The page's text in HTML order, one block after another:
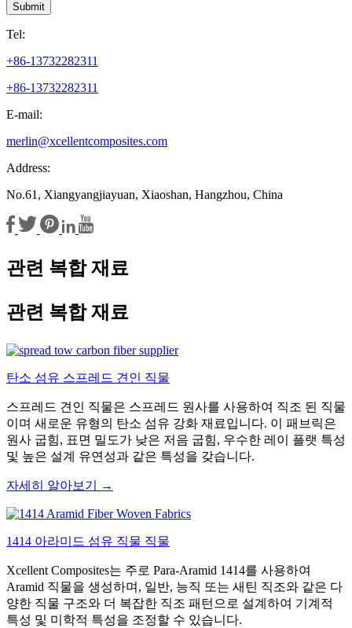
Submit
Tel:
+86-13732282311
+86-13732282311
E-mail:
merlin@xcellentcomposites.com
Address:
No.61, Xiangyangjiayuan, Xiaoshan, Hangzhou, China
관련 복합 재료
관련 복합 재료
탄소 섬유 스프레드 견인 직물
스프레드 견인 직물은 스프레드 원사를 사용하여 직조 된 직물
이며 새로운 유형의 탄소 섬유 강화 재료입니다. 이 패브릭은
원사 굽힘, 표면 밀도가 낮은 저음 굽힘, 우수한 레이 플랫 특성
및 높은 설계 유연성과 같은 특성을 갖습니다.
자세히 알아보기 →
1414 아라미드 섬유 직물 직물
Xcellent Composites는 주로 Para-Aramid 1414를 사용하여
Aramid 직물을 생성하며, 일반, 능직 또는 새틴 직조와 같은 다
양한 직물 구조와 더 복잡한 직조 패턴으로 설계하여 기계적
특성 및 미학적 특성을 조정할 수 있습니다.